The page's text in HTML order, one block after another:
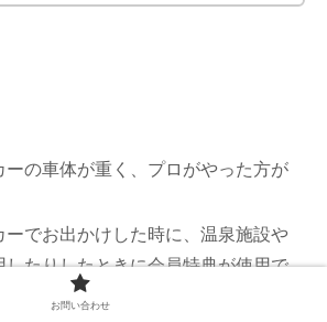
ーの車体が重く、プロがやった方が
ーでお出かけした時に、温泉施設や
したりしたときに会員特典が使用で
お問い合わせ